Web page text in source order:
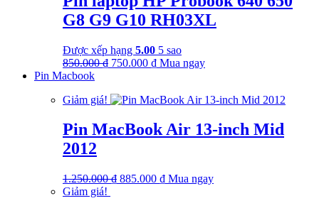
G8 G9 G10 RH03XL
Được xếp hạng 5.00 5 sao
850.000₫ Giá
850.000 ₫.
750.000 ₫Giá
là:
Mua ngay
Pin Macbook
Giảm giá!
Pin MacBook Air 13-inch Mid
2012
1.250.000₫ Giá
885.000 ₫Giá
Mua ngay
Giảm giá!